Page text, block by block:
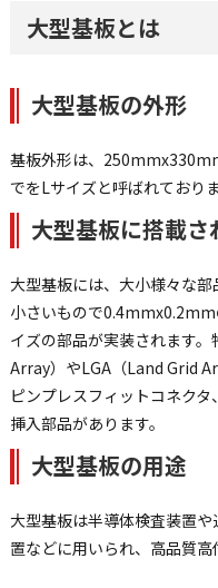
大型基板とは
大型基板の外形
基板外形は、
でをLサイズと呼ばれておりま
大型基板に搭載
大型基板には、大小様々な
小さいもので
イズの部品が実装されます
Array）やLGA（Land Grid
ピンプレスフィットコネク
挿入部品があります。
大型基板の用途
大型基板は半導体検査装置
置などに用いられ、高品質高